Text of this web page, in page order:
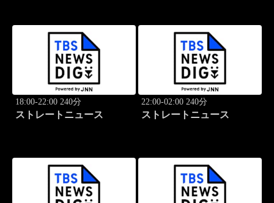
18:00-22:00 240分
ストレートニュース
22:00-02:00 240分
ストレートニュース